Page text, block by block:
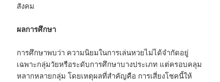
สังคม
ผลการศึกษา
การศึกษาพบว่า ความนิยมในการเล่นหวยไม่ได้จำกัดอยู่
เฉพาะกลุ่มวัยหรือระดับการศึกษาบางประเภท แต่ครอบคลุม
หลากหลายกลุ่ม โดยเหตุผลที่สำคัญคือ การเสี่ยงโชคนี้ให้